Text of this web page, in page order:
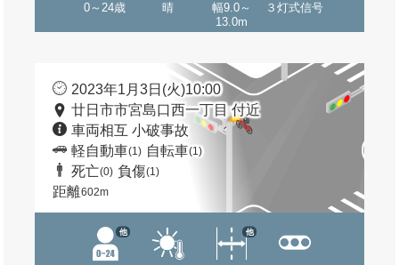
0～24歳 晴
幅9.0～
13.0m
３灯式信号
2023年1月3日(火)10:00
廿日市市宮島口西一丁目 付近
車両相互 小破事故
軽自動車(1) 自転車(1)
死亡(0) 負傷(1)
距離602m
他 他